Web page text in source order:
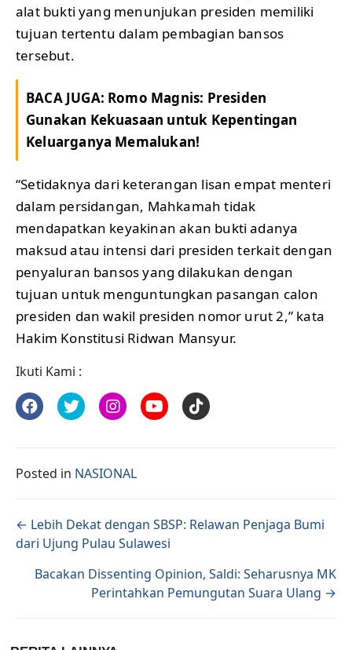
alat bukti yang menunjukan presiden memiliki
tujuan tertentu dalam pembagian bansos
tersebut.
BACA JUGA: Romo Magnis: Presiden
Gunakan Kekuasaan untuk Kepentingan
Keluarganya Memalukan!
“Setidaknya dari keterangan lisan empat menteri
dalam persidangan, Mahkamah tidak
mendapatkan keyakinan akan bukti adanya
maksud atau intensi dari presiden terkait dengan
penyaluran bansos yang dilakukan dengan
tujuan untuk menguntungkan pasangan calon
presiden dan wakil presiden nomor urut 2,” kata
Hakim Konstitusi Ridwan Mansyur.
Ikuti Kami :
Posted in NASIONAL
Posts navigation
← Lebih Dekat dengan SBSP: Relawan Penjaga Bumi
dari Ujung Pulau Sulawesi
Bacakan Dissenting Opinion, Saldi: Seharusnya MK
Perintahkan Pemungutan Suara Ulang →